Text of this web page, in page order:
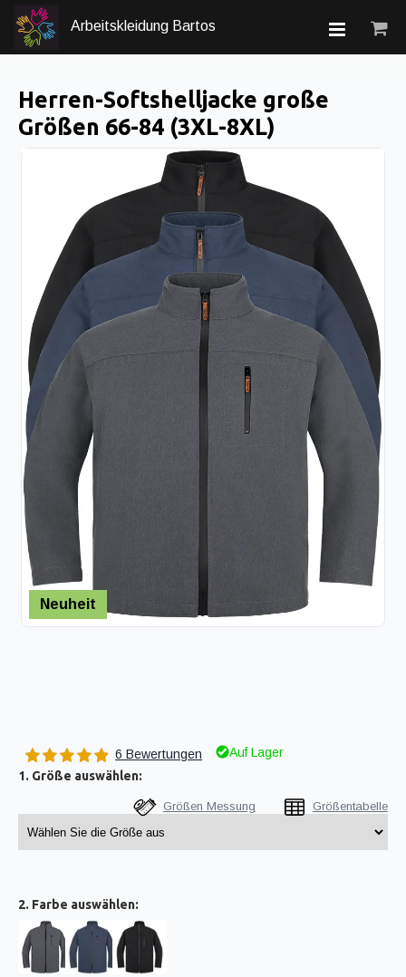
Arbeitskleidung Bartos
Herren-Softshelljacke große
Größen 66-84 (3XL-8XL)
Neuheit
6 Bewertungen
Auf Lager
1. Größe auswählen:
Größen Messung Größentabelle
2. Farbe auswählen: